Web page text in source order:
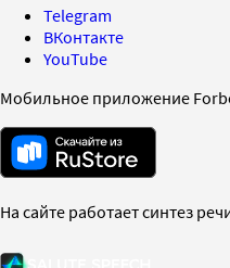
Telegram
ВКонтакте
YouTube
Мобильное приложение
На сайте работает синтез